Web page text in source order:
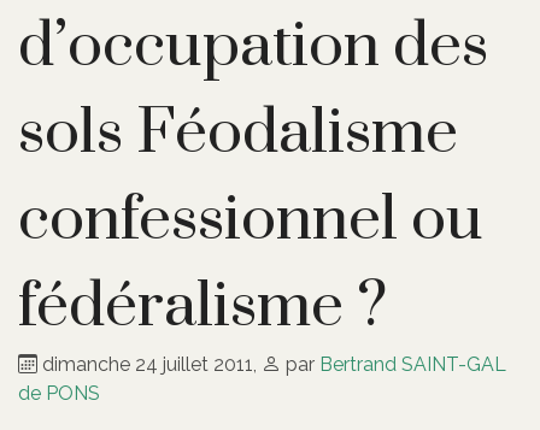
d’occupation des
sols Féodalisme
confessionnel ou
fédéralisme ?
dimanche 24 juillet 2011 par Bertrand SAINT-GAL
de PONS